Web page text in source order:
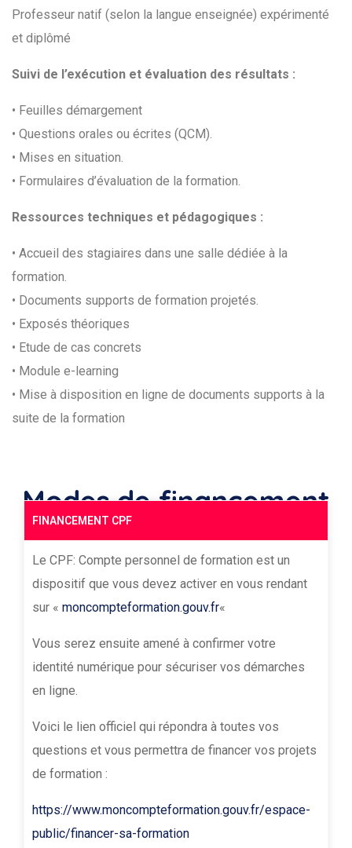
Professeur natif (selon la langue enseignée) expérimenté
et diplômé
Suivi de l’exécution et évaluation des résultats :
• Feuilles démargement
• Questions orales ou écrites (QCM).
• Mises en situation.
• Formulaires d’évaluation de la formation.
Ressources techniques et pédagogiques :
• Accueil des stagiaires dans une salle dédiée à la
formation.
• Documents supports de formation projetés.
• Exposés théoriques
• Etude de cas concrets
• Module e-learning
• Mise à disposition en ligne de documents supports à la
suite de la formation
Modes de financement
FINANCEMENT CPF
Le CPF: Compte personnel de formation est un
dispositif que vous devez activer en vous rendant
sur « moncompteformation.gouv.fr«
Vous serez ensuite amené à confirmer votre
identité numérique pour sécuriser vos démarches
en ligne.
Voici le lien officiel qui répondra à toutes vos
questions et vous permettra de financer vos projets
de formation :
https://www.moncompteformation.gouv.fr/espace-
public/financer-sa-formation